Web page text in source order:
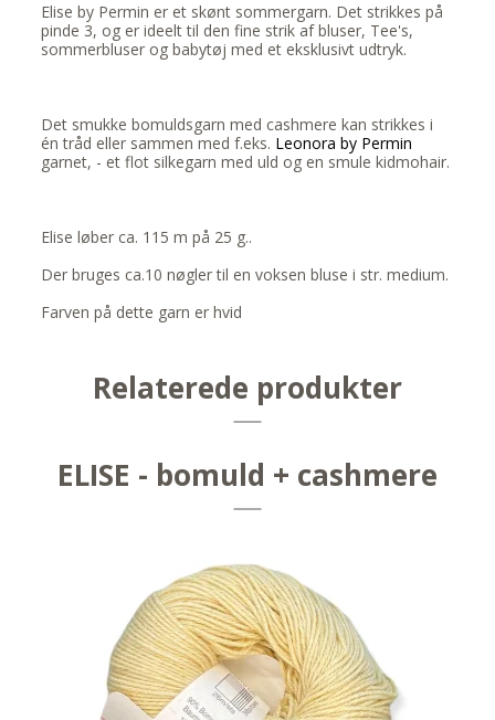
Elise by Permin er et skønt sommergarn. Det strikkes på
pinde 3, og er ideelt til den fine strik af bluser, Tee's,
sommerbluser og babytøj med et eksklusivt udtryk.
Det smukke bomuldsgarn med cashmere kan strikkes i
én tråd eller sammen med f.eks. Leonora by Permin
garnet, - et flot silkegarn med uld og en smule kidmohair.
Elise løber ca. 115 m på 25 g..
Der bruges ca.10 nøgler til en voksen bluse i str. medium.
Farven på dette garn er hvid
Relaterede produkter
ELISE - bomuld + cashmere